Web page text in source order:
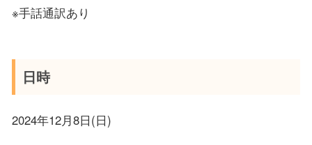
※手話通訳あり
日時
2024年12月8日(日)